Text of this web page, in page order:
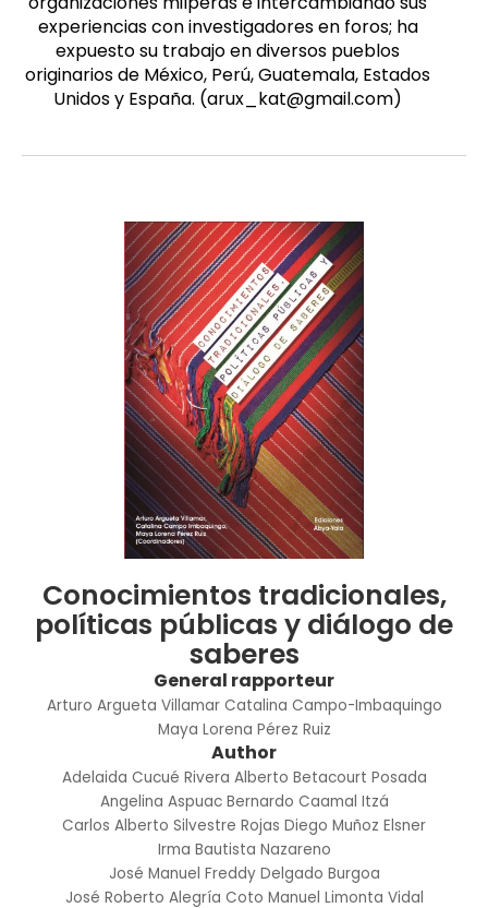
experiencias con investigadores en foros; ha
expuesto su trabajo en diversos pueblos
originarios de México, Perú, Guatemala, Estados
Unidos y España. (arux_kat@gmail.com)
Conocimientos tradicionales,
políticas públicas y diálogo de
saberes
General rapporteur
Arturo Argueta Villamar Catalina Campo-Imbaquingo
Maya Lorena Pérez Ruiz
Author
Adelaida Cucué Rivera Alberto Betacourt Posada
Angelina Aspuac Bernardo Caamal Itzá
Carlos Alberto Silvestre Rojas Diego Muñoz Elsner
Irma Bautista Nazareno
José Manuel Freddy Delgado Burgoa
José Roberto Alegría Coto Manuel Limonta Vidal